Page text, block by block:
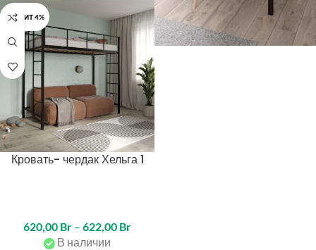
из
и
КРЕДИТ 4%
Кровать- чердак Хельга 1
620,00 Br – 622,00 Br
В наличии